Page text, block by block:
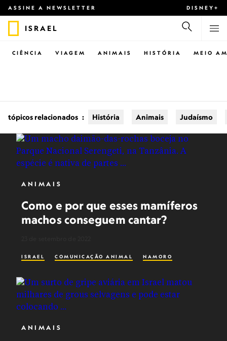
ASSINE A NEWSLETTER DISNEY+
ISRAEL
CIÊNCIA VIAGEM ANIMAIS HISTÓRIA MEIO
tópicos relacionados : História Animais Judaísmo
ANIMAIS
Como e por que esses mamíferos
machos conseguem cantar?
ISRAEL COMUNICAÇÃO ANIMAL NAMORO
ANIMAIS